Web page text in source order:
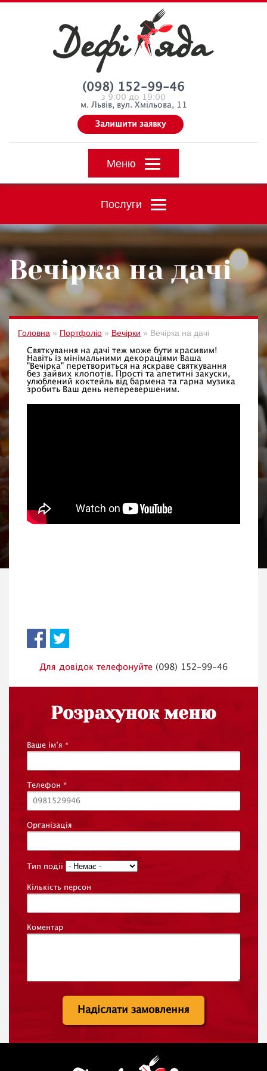
(098) 152-99-46
з 9:00 до 19:00
м. Львів, вул. Хмільова, 11
Залишити заявку
Меню
Послуги
Вечірка на дачі
Головна » Портфоліо » Вечірки » Вечірка на дачі
Святкування на дачі теж може бути красивим!
Навіть із мінімальними декораціями Ваша
"Вечірка" перетвориться на яскраве святкування
без зайвих клопотів. Прості та апетитні закуски,
улюблений коктейль від бармена та гарна музика
зробить Ваш день неперевершеним.
Для довідок телефонуйте (098) 152-99-46
Розрахунок меню
Ваше ім’я *
Телефон *
Організація
Тип події
Кількість персон
Коментар